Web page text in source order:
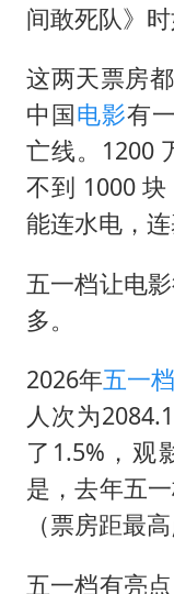
间敢死队》时
这两天票房
中国电影有
亡线。1200
不到 1000
能连水电，连
五一档让电
多。
2026年五一档
人次为
了1.5%，观
是，去年五
（票房距最
五一档有亮